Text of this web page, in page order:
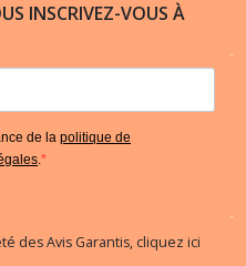
INSCRIVEZ-VOUS À
de la politique de
.
des Avis Garantis, cliquez ici